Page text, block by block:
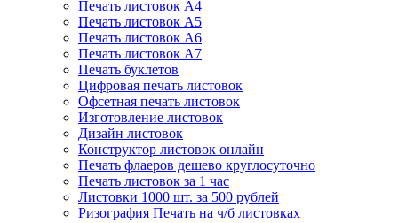
Печать листовок А4
Печать листовок А5
Печать листовок А6
Печать листовок А7
Печать буклетов
Цифровая печать листовок
Офсетная печать листовок
Изготовление листовок
Дизайн листовок
Конструктор листовок онлайн
Печать флаеров дешево круглосуточно
Печать листовок за 1 час
Листовки 1000 шт. за 500 рублей
Ризография Печать на ч/б листовках